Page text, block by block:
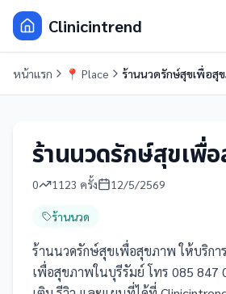
Clinicintrend
หน้าแรก 📍 Place ร้านนวดรักษ์สุขเพื่อสุ
ร้านนวดรักษ์สุขเพื่
0 1123 ครั้ง 12/5/2569
ร้านนวด
ร้านนวดรักษ์สุขเพื่อสุขภาพ ให้บริก
เพื่อสุขภาพในบุรีรัมย์ โทร 085 847